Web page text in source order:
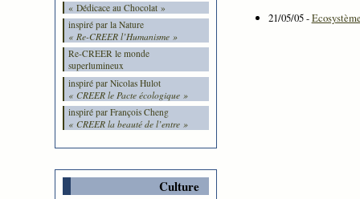
« Dédicace au Chocolat »
inspiré par la Nature
« Re-CREER l’Humanisme »
Re-CREER le monde
superlumineux
inspiré par Nicolas Hulot
« CREER le Pacte écologique »
inspiré par François Cheng
« CREER la beauté de l’entre »
Culture
21/05/05 -